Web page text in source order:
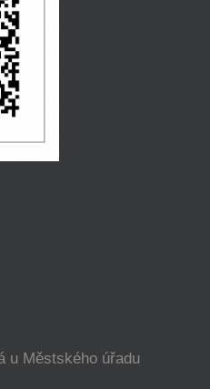
u Městského úřadu